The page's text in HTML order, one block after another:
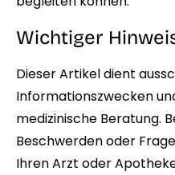
Wichtiger
Dieser Artikel dient
Informationszwecken
medizinische Beratung.
Beschwerden oder
Ihren Arzt oder